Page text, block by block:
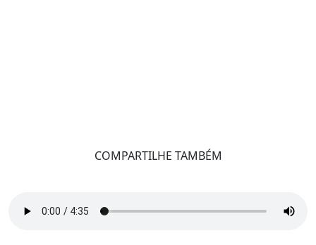
COMPARTILHE TAMBÉM